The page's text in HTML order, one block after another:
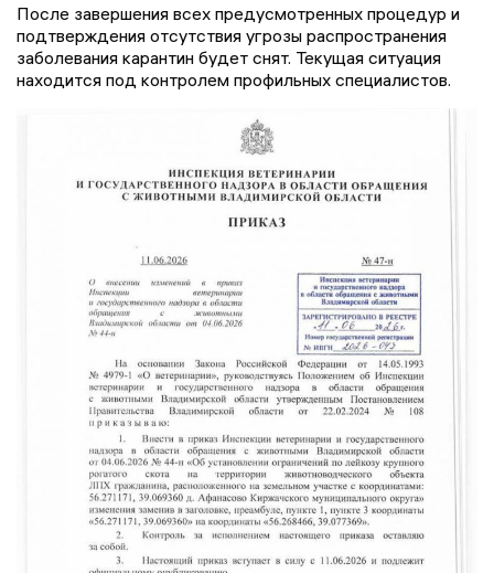
После завершения всех предусмотренных процедур и
подтверждения отсутствия угрозы распространения
заболевания карантин будет снят. Текущая ситуация
находится под контролем профильных специалистов.